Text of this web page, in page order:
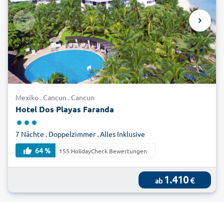
Mexiko . Cancun . Cancun
Hotel Dos Playas Faranda
7 Nächte . Doppelzimmer . Alles Inklusive
64 %
155 HolidayCheck Bewertungen
ab 1.410€